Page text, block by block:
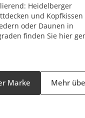
Heidelberger
und
oder Daunen in
finden Sie hier
Marke Mehr